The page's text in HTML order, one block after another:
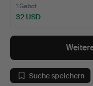
1 Gebot
32 USD
Suche speichern